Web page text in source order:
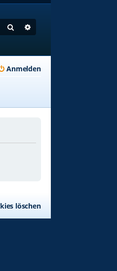
Suche
Anmelden
löschen